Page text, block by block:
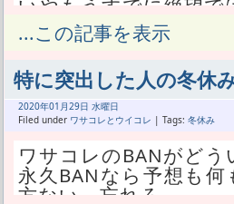
BANされたって人の
大喜びしながらBAN
いやそのあたしすら
だ。
遊び方は不具合の有
から回避不能だった。
ワサコレの一時停止は
たぶんあたしはもうお
が、こんな不可避の
QUICPayは使ったこ
料金がいくらなのかど
機械はあたしからい
めるんだ。
って見せろ。
ってなったわ。
どうやら、入り口と出
いやもうすでに絶望
一番嫌になる、我慢
全く手をつける気にな
昨日まで、ロリー君
た。
3日目まで収穫なく、
使ってないけど。
いつしかメッシをキ
りだった。
が、ワサコレがない
...この記事を表示
特に突出した人の冬休
2020年01月29日 水曜日
Filed under ワサコレとウイコレ | Tags: 冬休み
ワサコレのBANがど
永久BANなら予想も
方ない、忘れろ。